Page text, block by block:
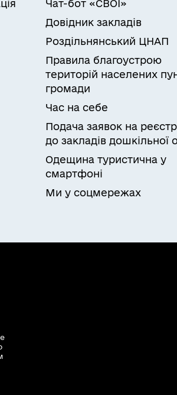
Чат-бот «СВОЇ»
Довідник закладів
Роздільнянський ЦНАП
Правила благоустрою
територій населених
громади
Час на себе
Подача заявок на
до закладів дошкільної
Одещина туристична у
смартфоні
Ми у соцмережах